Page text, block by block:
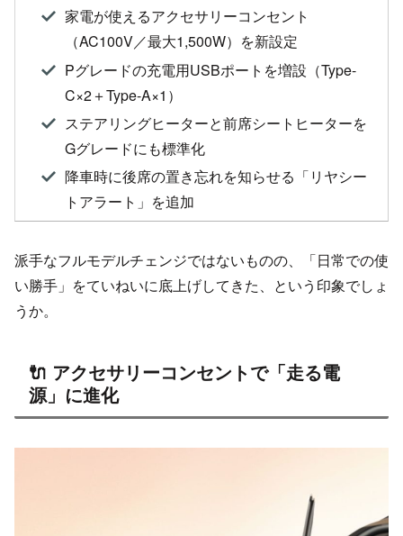
家電が使えるアクセサリーコンセント
（AC100V／最大1,500W）を新設定
Pグレードの充電用USBポートを増設（Type-
C×2＋Type-A×1）
ステアリングヒーターと前席シートヒーターを
Gグレードにも標準化
降車時に後席の置き忘れを知らせる「リヤシー
トアラート」を追加
派手なフルモデルチェンジではないものの、「日常での使
い勝手」をていねいに底上げしてきた、という印象でしょ
うか。
🔌 アクセサリーコンセントで「走る電
源」に進化